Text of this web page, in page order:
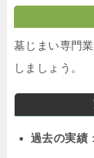
墓じまい専門
しましょう。
過去の実績